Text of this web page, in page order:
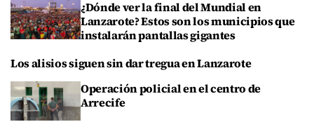
¿Dónde ver la final del Mundial en
Lanzarote? Estos son los municipios que
instalarán pantallas gigantes
Los alisios siguen sin dar tregua en Lanzarote
Operación policial en el centro de
Arrecife